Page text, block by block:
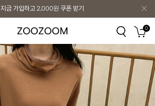
지금 가입하고 2,000원 쿠폰 받기
0